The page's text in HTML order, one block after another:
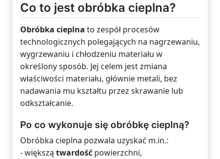
Co to jest obróbka cieplna?
Obróbka cieplna to zespół procesów
technologicznych polegających na nagrzewaniu,
wygrzewaniu i chłodzeniu materiału w
określony sposób. Jej celem jest zmiana
właściwości materiału, głównie metali, bez
nadawania mu kształtu przez skrawanie lub
odkształcanie.
Po co wykonuje się obróbkę cieplną?
Obróbka cieplna pozwala uzyskać m.in.:
- większą twardość powierzchni,